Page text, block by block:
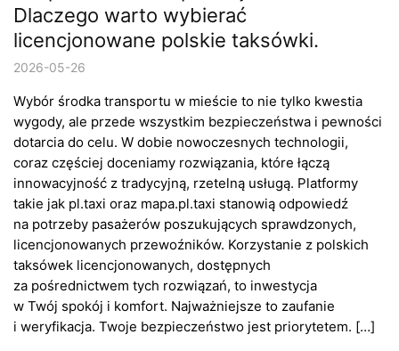
Dlaczego warto wybierać
licencjonowane polskie taksówki.
2026-05-26
Wybór środka transportu w mieście to nie tylko kwestia
wygody, ale przede wszystkim bezpieczeństwa i pewności
dotarcia do celu. W dobie nowoczesnych technologii,
coraz częściej doceniamy rozwiązania, które łączą
innowacyjność z tradycyjną, rzetelną usługą. Platformy
takie jak pl.taxi oraz mapa.pl.taxi stanowią odpowiedź
na potrzeby pasażerów poszukujących sprawdzonych,
licencjonowanych przewoźników. Korzystanie z polskich
taksówek licencjonowanych, dostępnych
za pośrednictwem tych rozwiązań, to inwestycja
w Twój spokój i komfort. Najważniejsze to zaufanie
i weryfikacja. Twoje bezpieczeństwo jest priorytetem. […]